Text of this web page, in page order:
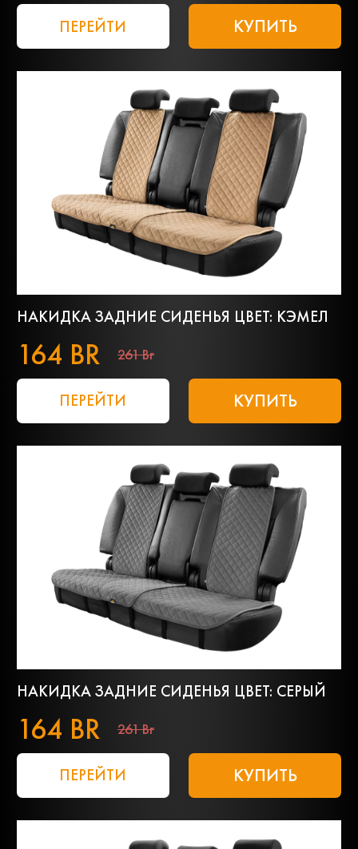
ПЕРЕЙТИ КУПИТЬ
НАКИДКА ЗАДНИЕ СИДЕНЬЯ ЦВЕТ: КЭМЕЛ
164 BR 261 Br
ПЕРЕЙТИ КУПИТЬ
НАКИДКА ЗАДНИЕ СИДЕНЬЯ ЦВЕТ: СЕРЫЙ
164 BR 261 Br
ПЕРЕЙТИ КУПИТЬ